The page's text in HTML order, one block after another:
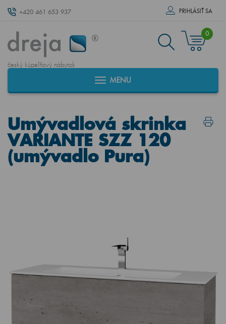
+420 461 653 937 PRIHLÁSIŤ SA
český kúpeľňový nábytok
0
MENU
Umývadlová skrinka
VARIANTE SZZ 120
(umývadlo Pura)